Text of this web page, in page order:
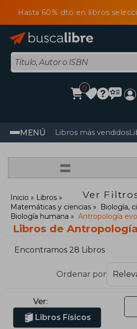
Hasta 60% dto en libros
0
MENÚ Libros más vendidos
=
Ver
Inicio
Libros
Matemáticas y ciencias
Biología,
Biología humana
Antropología
Libros de
Encontramos 28 Libros
Ordenar por
Ver:
Libros Físicos